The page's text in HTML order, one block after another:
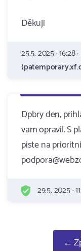
Děkuji
25.5. 2025 · 16:28
Dpbry den,
vam opravil. S
piste na
29.5. 2025 ·
←